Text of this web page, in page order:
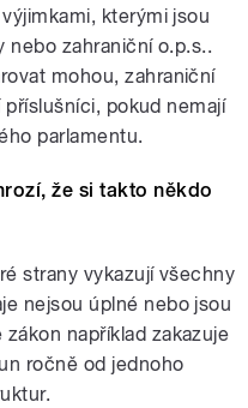
kterými jsou
nebo zahraniční o.p.s..
mohou, zahraniční
pokud nemají
parlamentu.
že si takto někdo
strany vykazují všechny
nejsou úplné nebo jsou
například zakazuje
ročně od jednoho